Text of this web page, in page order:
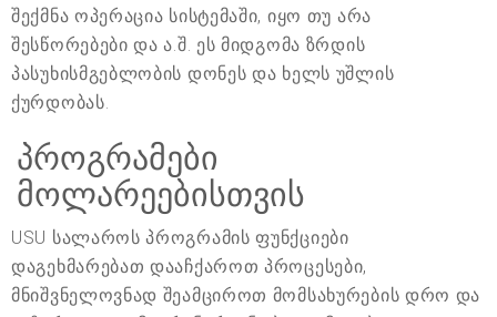
შექმნა ოპერაცია სისტემაში, იყო თუ არა
შესწორებები და ა.შ. ეს მიდგომა ზრდის
პასუხისმგებლობის დონეს და ხელს უშლის
ქურდობას.
პროგრამები
მოლარეებისთვის
USU სალაროს პროგრამის ფუნქციები
დაგეხმარებათ დააჩქაროთ პროცესები,
მნიშვნელოვნად შეამციროთ მომსახურების დრო და